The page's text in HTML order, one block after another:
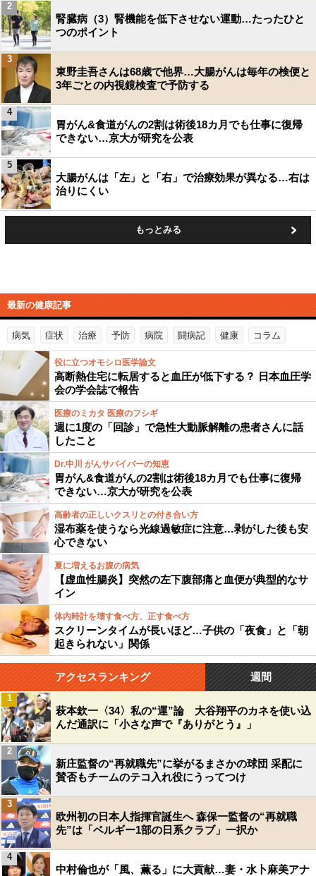
腎臓病（3）腎機能を低下させない運動…たったひと
つのポイント
2
東野圭吾さんは68歳で他界…大腸がんは毎年の検便と
3年ごとの内視鏡検査で予防する
3
胃がん&食道がんの2割は術後18カ月でも仕事に復帰
できない…京大が研究を公表
4
大腸がんは「左」と「右」で治療効果が異なる…右は
治りにくい
5
もっとみる
最新の健康記事
病気 症状 治療 予防 病院 闘病記 健康 コラム
役に立つオモシロ医学論文
高断熱住宅に転居すると血圧が低下する？ 日本血圧学
会の学会誌で報告
医療のミカタ 医療のフシギ
週に1度の「回診」で急性大動脈解離の患者さんに話
したこと
Dr.中川 がんサバイバーの知恵
胃がん&食道がんの2割は術後18カ月でも仕事に復帰
できない…京大が研究を公表
高齢者の正しいクスリとの付き合い方
湿布薬を使うなら光線過敏症に注意…剥がした後も安
心できない
夏に増えるお腹の病気
【虚血性腸炎】突然の左下腹部痛と血便が典型的なサ
イン
体内時計を壊す食べ方、正す食べ方
スクリーンタイムが長いほど…子供の「夜食」と「朝
起きられない」関係
アクセスランキング 週間
萩本欽一〈34〉私の“運”論 大谷翔平のカネを使い込
んだ通訳に「小さな声で『ありがとう』」
1
新庄監督の“再就職先”に挙がるまさかの球団 采配に
賛否もチームのテコ入れ役にうってつけ
2
欧州初の日本人指揮官誕生へ 森保一監督の“再就職
先”は「ベルギー1部の日系クラブ」一択か
3
中村倫也が「風、薫る」に大貢献…妻・水卜麻美アナ
4